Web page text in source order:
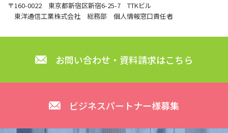
〒160-0022 東京都新宿区新宿6-25-7 TTKビル
東洋通信工業株式会社 総務部 個人情報窓口責任者
お問い合わせ・資料請求はこちら
ビジネスパートナー様募集